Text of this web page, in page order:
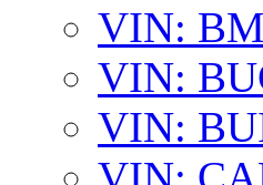
VIN:
VIN:
VIN: